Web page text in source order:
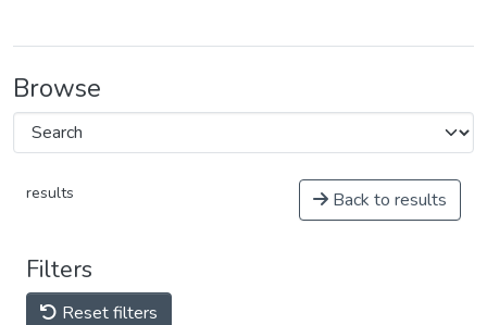
Browse
results Back to results
Filters
Reset filters